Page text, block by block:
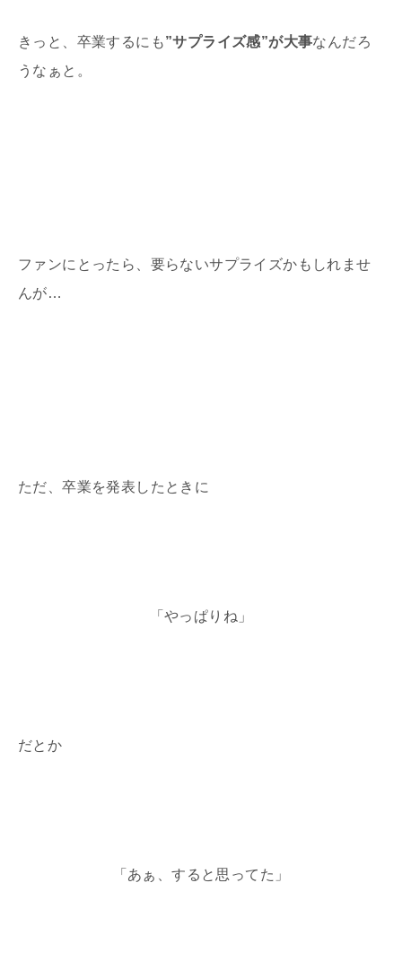
きっと、卒業するにも”サプライズ感”が大事なんだろ
うなぁと。
ファンにとったら、要らないサプライズかもしれませ
んが…
ただ、卒業を発表したときに
「やっぱりね」
だとか
「あぁ、すると思ってた」